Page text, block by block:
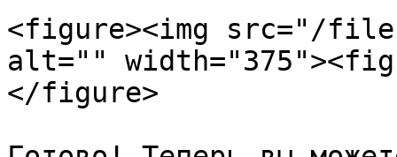
<figure><img src="/files/
alt=""
</figure>